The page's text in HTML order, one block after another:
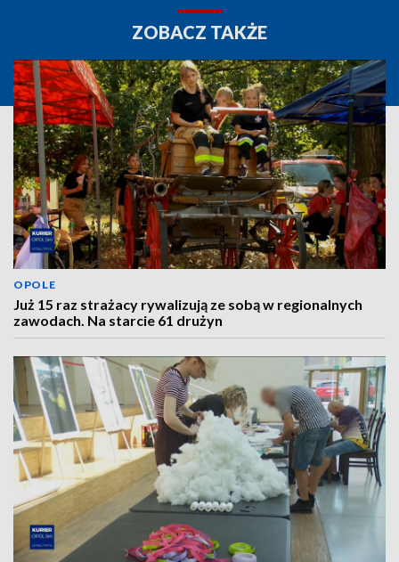
ZOBACZ TAKŻE
OPOLE
Już 15 raz strażacy rywalizują ze sobą w regionalnych
zawodach. Na starcie 61 drużyn